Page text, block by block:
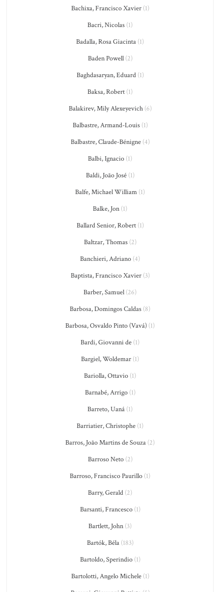
Bachixa, Francisco Xavier(1)
Bacri, Nicolas (1)
Badalla, Rosa Giacinta (1)
Baden Powell(2)
Baghdasaryan, Eduard(1)
Baksa, Robert (1)
Balakirev, Mily Alexeyevich(6)
Balbastre, Armand-Louis(1)
Balbastre, Claude-Bénigne(4)
Balbi, Ignacio (1)
Baldi, João José(1)
Balfe, Michael William (1)
Balke, Jon (1)
Ballard Senior, Robert(1)
Baltzar, Thomas(2)
Banchieri, Adriano (4)
Baptista, Francisco Xavier(3)
Barber, Samuel (26)
Barbosa, Domingos Caldas (8)
Barbosa, Osvaldo Pinto (Vavá) (1)
Bardi, Giovanni de (1)
Bargiel, Woldemar (1)
Bariolla, Ottavio (1)
Barnabé, Arrigo(1)
Barreto, Uaná (1)
Barriatier, Christophe (1)
Barros, João Martins de Souza (2)
Barroso Neto(2)
Barroso, Francisco Paurillo (1)
Barry, Gerald (2)
Barsanti, Francesco(1)
Bartlett, John (3)
Bartók, Béla(183)
Bartoldo, Sperindio(1)
Bartolotti, Angelo Michele(1)